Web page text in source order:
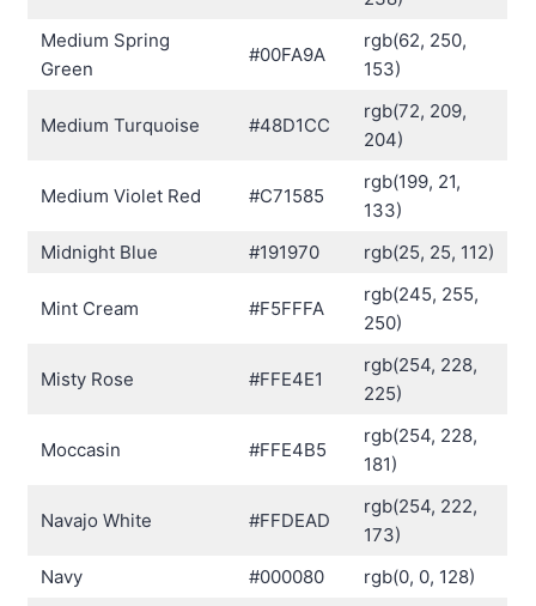
Medium Spring
Green
#00FA9A
rgb(62, 250,
153)
Medium Turquoise #48D1CC
rgb(72, 209,
204)
Medium Violet Red #C71585
rgb(199, 21,
133)
Midnight Blue
#191970 rgb(25, 25, 112)
Mint Cream #F5FFFA
rgb(245, 255,
250)
Misty Rose #FFE4E1
rgb(254, 228,
225)
Moccasin #FFE4B5
rgb(254, 228,
181)
Navajo White #FFDEAD
rgb(254, 222,
173)
Navy
#000080 rgb(0, 0, 128)